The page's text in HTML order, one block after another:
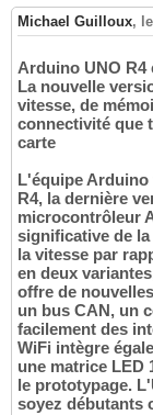
Michael Guilloux,
Arduino UNO
La nouvelle
vitesse, de
connectivité que
carte
L'équipe
R4, la dernière
microcontrôleur
significative de
la vitesse par
en deux
offre de
un bus CAN, un
facilement des
WiFi intègre
une matrice LED
le prototypage.
soyez débutants